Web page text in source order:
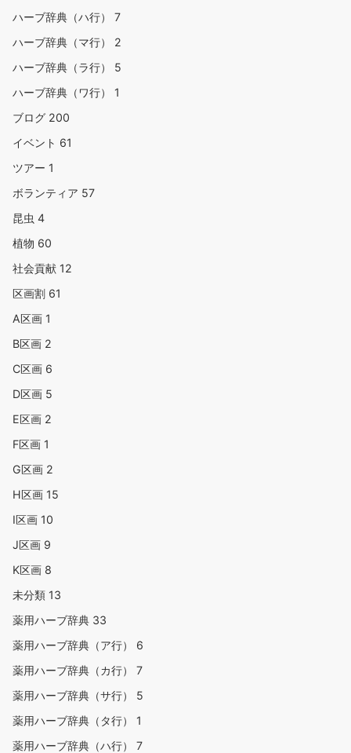
ハーブ辞典（ハ行） 7
ハーブ辞典（マ行） 2
ハーブ辞典（ラ行） 5
ハーブ辞典（ワ行） 1
ブログ 200
イベント 61
ツアー 1
ボランティア 57
昆虫 4
植物 60
社会貢献 12
区画割 61
A区画 1
B区画 2
C区画 6
D区画 5
E区画 2
F区画 1
G区画 2
H区画 15
I区画 10
J区画 9
K区画 8
未分類 13
薬用ハーブ辞典 33
薬用ハーブ辞典（ア行） 6
薬用ハーブ辞典（カ行） 7
薬用ハーブ辞典（サ行） 5
薬用ハーブ辞典（タ行） 1
薬用ハーブ辞典（ハ行） 7